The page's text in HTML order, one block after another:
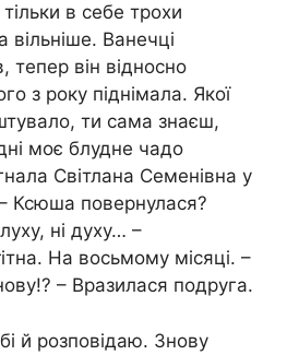
в себе трохи
вільніше. Ванечці
тепер він відносно
з року піднімала. Якої
ти сама знаєш,
моє блудне чадо
Світлана Семенівна у
– Ксюша повернулася?
ні духу… –
На восьмому місяці. –
– Вразилася подруга.
й розповідаю. Знову